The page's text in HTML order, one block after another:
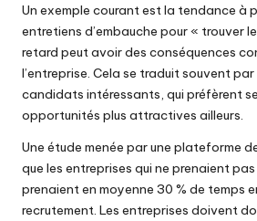
Un exemple courant est la tendance à
entretiens d’embauche pour « trouver
retard peut avoir des conséquences
l’entreprise. Cela se traduit souvent
candidats intéressants, qui préfèrent
opportunités plus attractives ailleurs.
Une étude menée par une plateforme
que les entreprises qui ne prenaient
prenaient en moyenne 30 % de temps
recrutement. Les entreprises doivent